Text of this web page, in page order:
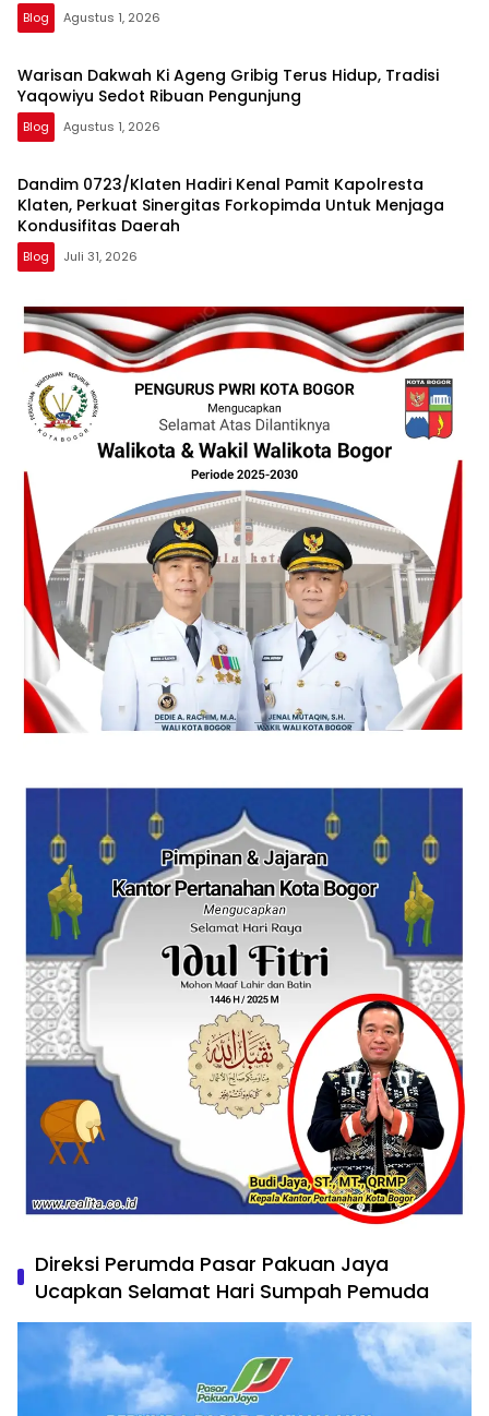
Blog Agustus 1, 2026
Warisan Dakwah Ki Ageng Gribig Terus Hidup, Tradisi
Yaqowiyu Sedot Ribuan Pengunjung
Blog Agustus 1, 2026
Dandim 0723/Klaten Hadiri Kenal Pamit Kapolresta
Klaten, Perkuat Sinergitas Forkopimda Untuk Menjaga
Kondusifitas Daerah
Blog Juli 31, 2026
Direksi Perumda Pasar Pakuan Jaya
Ucapkan Selamat Hari Sumpah Pemuda